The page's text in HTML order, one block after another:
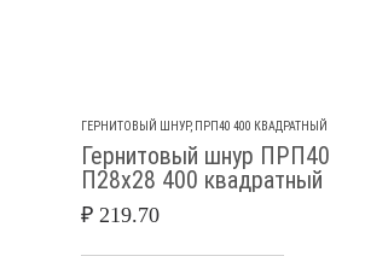
ГЕРНИТОВЫЙ ШНУР, ПРП40 400 КВАДРАТНЫЙ
Гернитовый шнур ПРП40
П28х28 400 квадратный
₽ 219.70